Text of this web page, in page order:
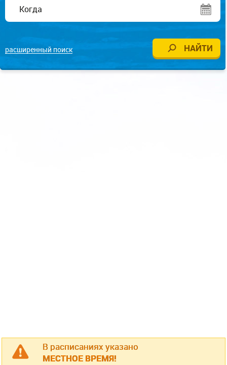
расширенный поиск
В расписаниях указано
МЕСТНОЕ ВРЕМЯ!